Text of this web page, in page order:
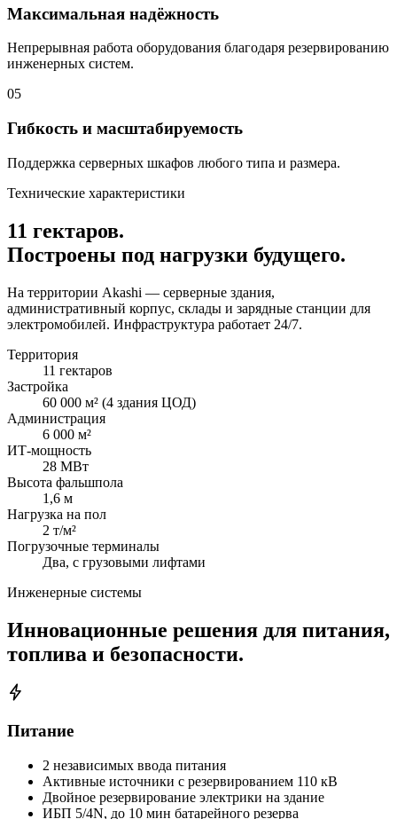
Максимальная надёжность
Непрерывная работа оборудования благодаря резервированию
инженерных систем.
05
Гибкость и масштабируемость
Поддержка серверных шкафов любого типа и размера.
Технические характеристики
11 гектаров.
Построены под нагрузки будущего.
На территории Akashi — серверные здания,
административный корпус, склады и зарядные станции для
электромобилей. Инфраструктура работает 24/7.
Территория
11 гектаров
Застройка
60 000 м² (4 здания ЦОД)
Администрация
6 000 м²
ИТ-мощность
28 МВт
Высота фальшпола
1,6 м
Нагрузка на пол
2 т/м²
Погрузочные терминалы
Два, с грузовыми лифтами
Инженерные системы
Инновационные решения для питания,
топлива и безопасности.
Питание
2 независимых ввода питания
Активные источники с резервированием 110 кВ
Двойное резервирование электрики на здание
ИБП 5/4N, до 10 мин батарейного резерва